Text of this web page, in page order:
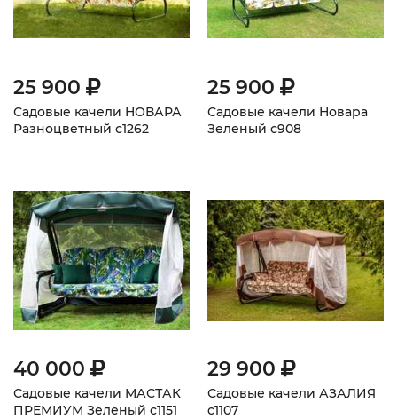
25 900
Садовые качели НОВАРА
Разноцветный с1262
25 900
Садовые качели Новара
Зеленый с908
40 000
Садовые качели МАСТАК
ПРЕМИУМ Зеленый с1151
29 900
Садовые качели АЗАЛИЯ
с1107